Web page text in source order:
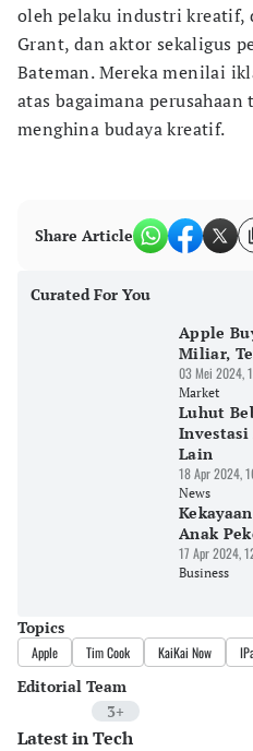
oleh pelaku industri kreatif,
Grant, dan aktor sekaligus
Bateman. Mereka menilai
atas bagaimana perusahaan
menghina budaya kreatif.
Share Article
Curated For You
Apple
Miliar,
03 Mei 2024,
Market
Luhut
Lain
18 Apr 2024,
News
Anak
17 Apr 2024,
Business
Topics
Apple Tim Cook KaiKai Now
Editorial Team
3+
Editor
Latest in Tech